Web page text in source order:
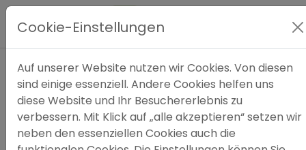
Hauptmenü
Expertensuche
Blog
FAQ
Datenschutz­erklärung
1. Datenschutz auf einen Blick
Allgemeine Hinweise
Cookie-Einstellungen
Auf unserer Website nutzen wir Cookies. Von diesen
sind einige essenziell. Andere Cookies helfen uns
diese Website und Ihr Besuchererlebnis zu
verbessern. Mit Klick auf „alle akzeptieren“ setzen wir
neben den essenziellen Cookies auch die